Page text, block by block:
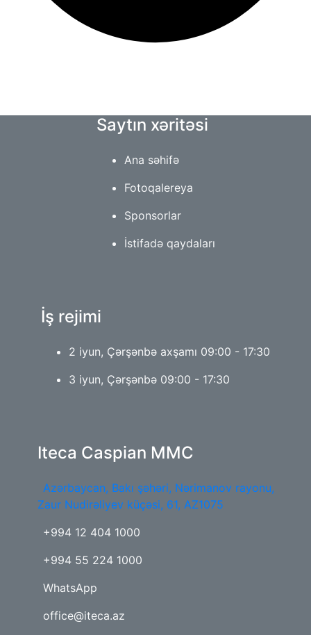
Saytın xəritəsi
Ana səhifə
Fotoqalereya
Sponsorlar
İstifadə qaydaları
İş rejimi
2 iyun, Çərşənbə axşamı 09:00 - 17:30
3 iyun, Çərşənbə 09:00 - 17:30
Iteca Caspian MMC
Azərbaycan, Bakı şəhəri, Nərimanov rayonu,
Zaur Nudirəliyev küçəsi, 61, AZ1075
+994 12 404 1000
+994 55 224 1000
WhatsApp
office@iteca.az